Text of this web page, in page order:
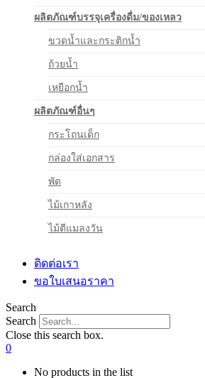
ผลิตภัณฑ์บรรจุเครื่องดื่ม/ของเหลว
ขวดน้ำและกระติกน้ำ
ถ้วยน้ำ
เหยือกน้ำ
ผลิตภัณฑ์อื่นๆ
กระโถนเด็ก
กล่องใส่เอกสาร
พัด
ไม้เกาหลัง
ไม้ตีแมลงวัน
ติดต่อเรา
ขอใบเสนอราคา
Search
Search
Close this search box.
0
No products in the list